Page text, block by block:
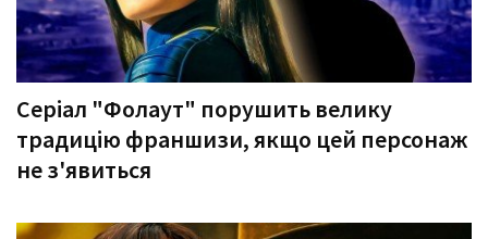
Серіал "Фолаут" порушить велику
традицію франшизи, якщо цей персонаж
не з'явиться